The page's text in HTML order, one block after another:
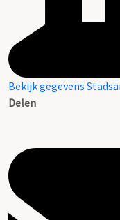
Bekijk gegevens
Delen